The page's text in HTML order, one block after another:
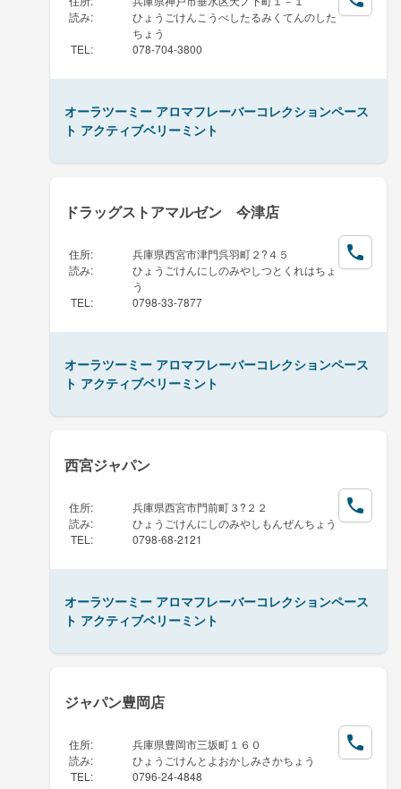
読み:
ひょうごけんこうべしたるみくてんのした
ちょう
TEL : 078-704-3800
オーラツーミー アロマフレーバーコレクションペース
ト アクティブベリーミント
ドラッグストアマルゼン 今津店
住所:
兵庫県西宮市津門呉羽町２?４５
読み:
ひょうごけんにしのみやしつとくれはちょ
う
TEL : 0798-33-7877
オーラツーミー アロマフレーバーコレクションペース
ト アクティブベリーミント
西宮ジャパン
住所:
兵庫県西宮市門前町３?２２
読み:
ひょうごけんにしのみやしもんぜんちょう
TEL : 0798-68-2121
オーラツーミー アロマフレーバーコレクションペース
ト アクティブベリーミント
ジャパン豊岡店
住所:
兵庫県豊岡市三坂町１６０
読み:
ひょうごけんとよおかしみさかちょう
TEL : 0796-24-4848